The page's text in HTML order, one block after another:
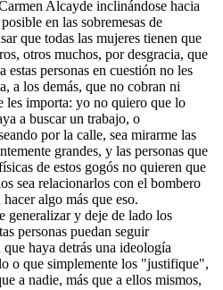
Alcayde inclinándose hacia
en las sobremesas de
que todas las mujeres tienen que
otros muchos, por desgracia, que
estas personas en cuestión no les
a los demás, que no cobran ni
les importa: yo no quiero que lo
a buscar un trabajo, o
por la calle, sea mirarme las
grandes, y las personas que
de estos gogós no quieren que
sea relacionarlos con el bombero
algo más que eso.
generalizar y deje de lado los
personas puedan seguir
haya detrás una ideología
o que simplemente los "justifique",
a nadie, más que a ellos mismos,